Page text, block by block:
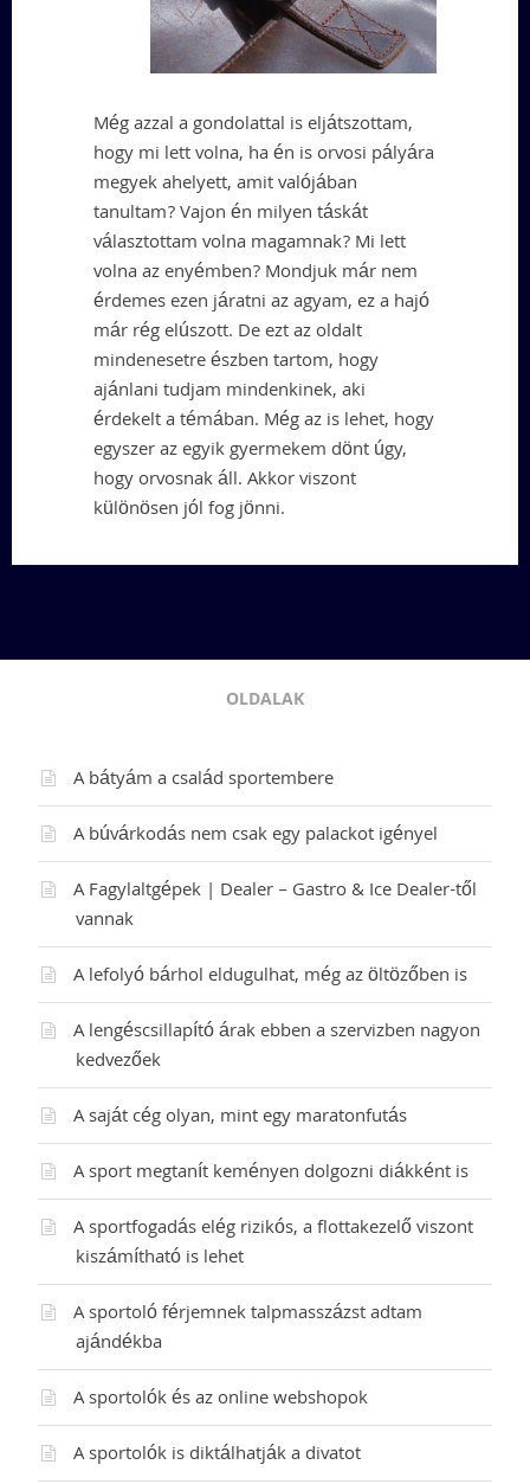
Még azzal a gondolattal is eljátszottam,
hogy mi lett volna, ha én is orvosi pályára
megyek ahelyett, amit valójában
tanultam? Vajon én milyen táskát
választottam volna magamnak? Mi lett
volna az enyémben? Mondjuk már nem
érdemes ezen járatni az agyam, ez a hajó
már rég elúszott. De ezt az oldalt
mindenesetre észben tartom, hogy
ajánlani tudjam mindenkinek, aki
érdekelt a témában. Még az is lehet, hogy
egyszer az egyik gyermekem dönt úgy,
hogy orvosnak áll. Akkor viszont
különösen jól fog jönni.
OLDALAK
A bátyám a család sportembere
A búvárkodás nem csak egy palackot igényel
A Fagylaltgépek | Dealer – Gastro & Ice Dealer-től
vannak
A lefolyó bárhol eldugulhat, még az öltözőben is
A lengéscsillapító árak ebben a szervizben nagyon
kedvezőek
A saját cég olyan, mint egy maratonfutás
A sport megtanít keményen dolgozni diákként is
A sportfogadás elég rizikós, a flottakezelő viszont
kiszámítható is lehet
A sportoló férjemnek talpmasszázst adtam
ajándékba
A sportolók és az online webshopok
A sportolók is diktálhatják a divatot